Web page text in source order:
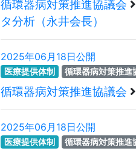
循環器病対策推進協議会
タ分析（永井会長）
2025年06月18日公開
医療提供体制 循環器病対策推進
循環器病対策推進協議会
2025年06月18日公開
医療提供体制 循環器病対策推進